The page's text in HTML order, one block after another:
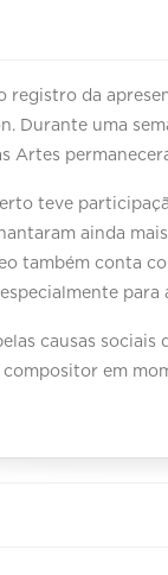
registro da
Durante uma
Artes
teve
ainda
também conta
para
causas sociais
em